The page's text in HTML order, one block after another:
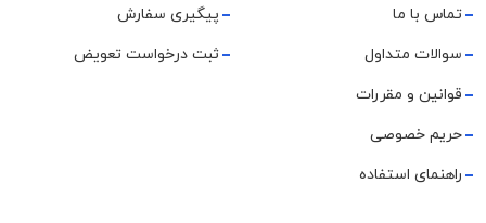
تماس با ما
سوالات متداول
قوانین و مقررات
حریم خصوصی
راهنمای استفاده
پیگیری سفارش
ثبت درخواست تعویض